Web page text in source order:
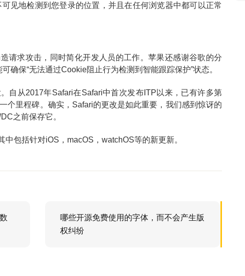
见地检测到您登录的位置，并且在任何浏览器中都可以正常
请求攻击，同时简化开发人员的工作。苹果还感谢谷歌的分
确保“无法通过Cookie阻止行为检测到智能跟踪保护”状态。
自从2017年Safari在Safari中首次发布ITP以来，已有许多第
个里程碑。确实，Safari的更改是如此重要，我们感到惊讶的
之前保存它。
包括针对iOS，macOS，watchOS等的新更新。
哪些开源免费使用的字体，而不会产生版
权纠纷